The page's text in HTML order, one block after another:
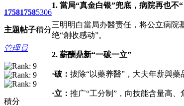
1758
主題
1758
帖子
5306
積分
管理員
積分
1. 當局“真金白银”兜底，病院再也不
三明明白當局办醫责任，将公立病院
绝“創收感动”。
2. 薪酬鼎新“一破一立”
·破： 拔除“以藥养醫”，大夫年薪與藥
·立： 推广“工分制”，向技能含量高